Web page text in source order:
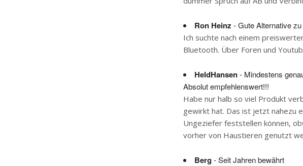
Ron Heinz - Gute Alternative
Ich suchte nach einem
Bluetooth. Über Foren und
HeldHansen- Mindestens
Absolut empfehlenswert!!!
Habe nur halb so viel Produkt
gewirkt hat. Das ist jetzt nahezu
Ungeziefer feststellen können,
vorher von Haustieren genutzt
Berg- Seit Jahren bewährt